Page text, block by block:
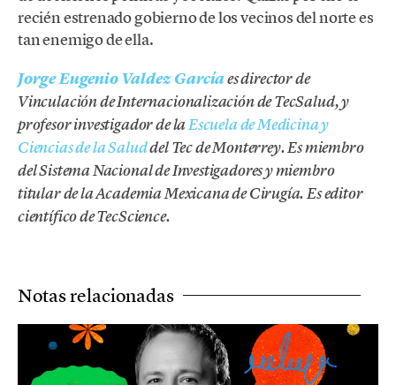
recién estrenado gobierno de los vecinos del norte es
tan enemigo de ella.
Jorge Eugenio Valdez Garcíaes director de
Vinculación de Internacionalización de TecSalud, y
profesor investigador de laEscuela de Medicina y
Ciencias de la Saluddel Tec de Monterrey. Es miembro
del Sistema Nacional de Investigadores y miembro
titular de la Academia Mexicana de Cirugía. Es editor
científico de TecScience.
Notas relacionadas